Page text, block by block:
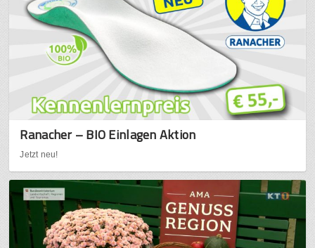
Ranacher – BIO Einlagen Aktion
Jetzt neu!